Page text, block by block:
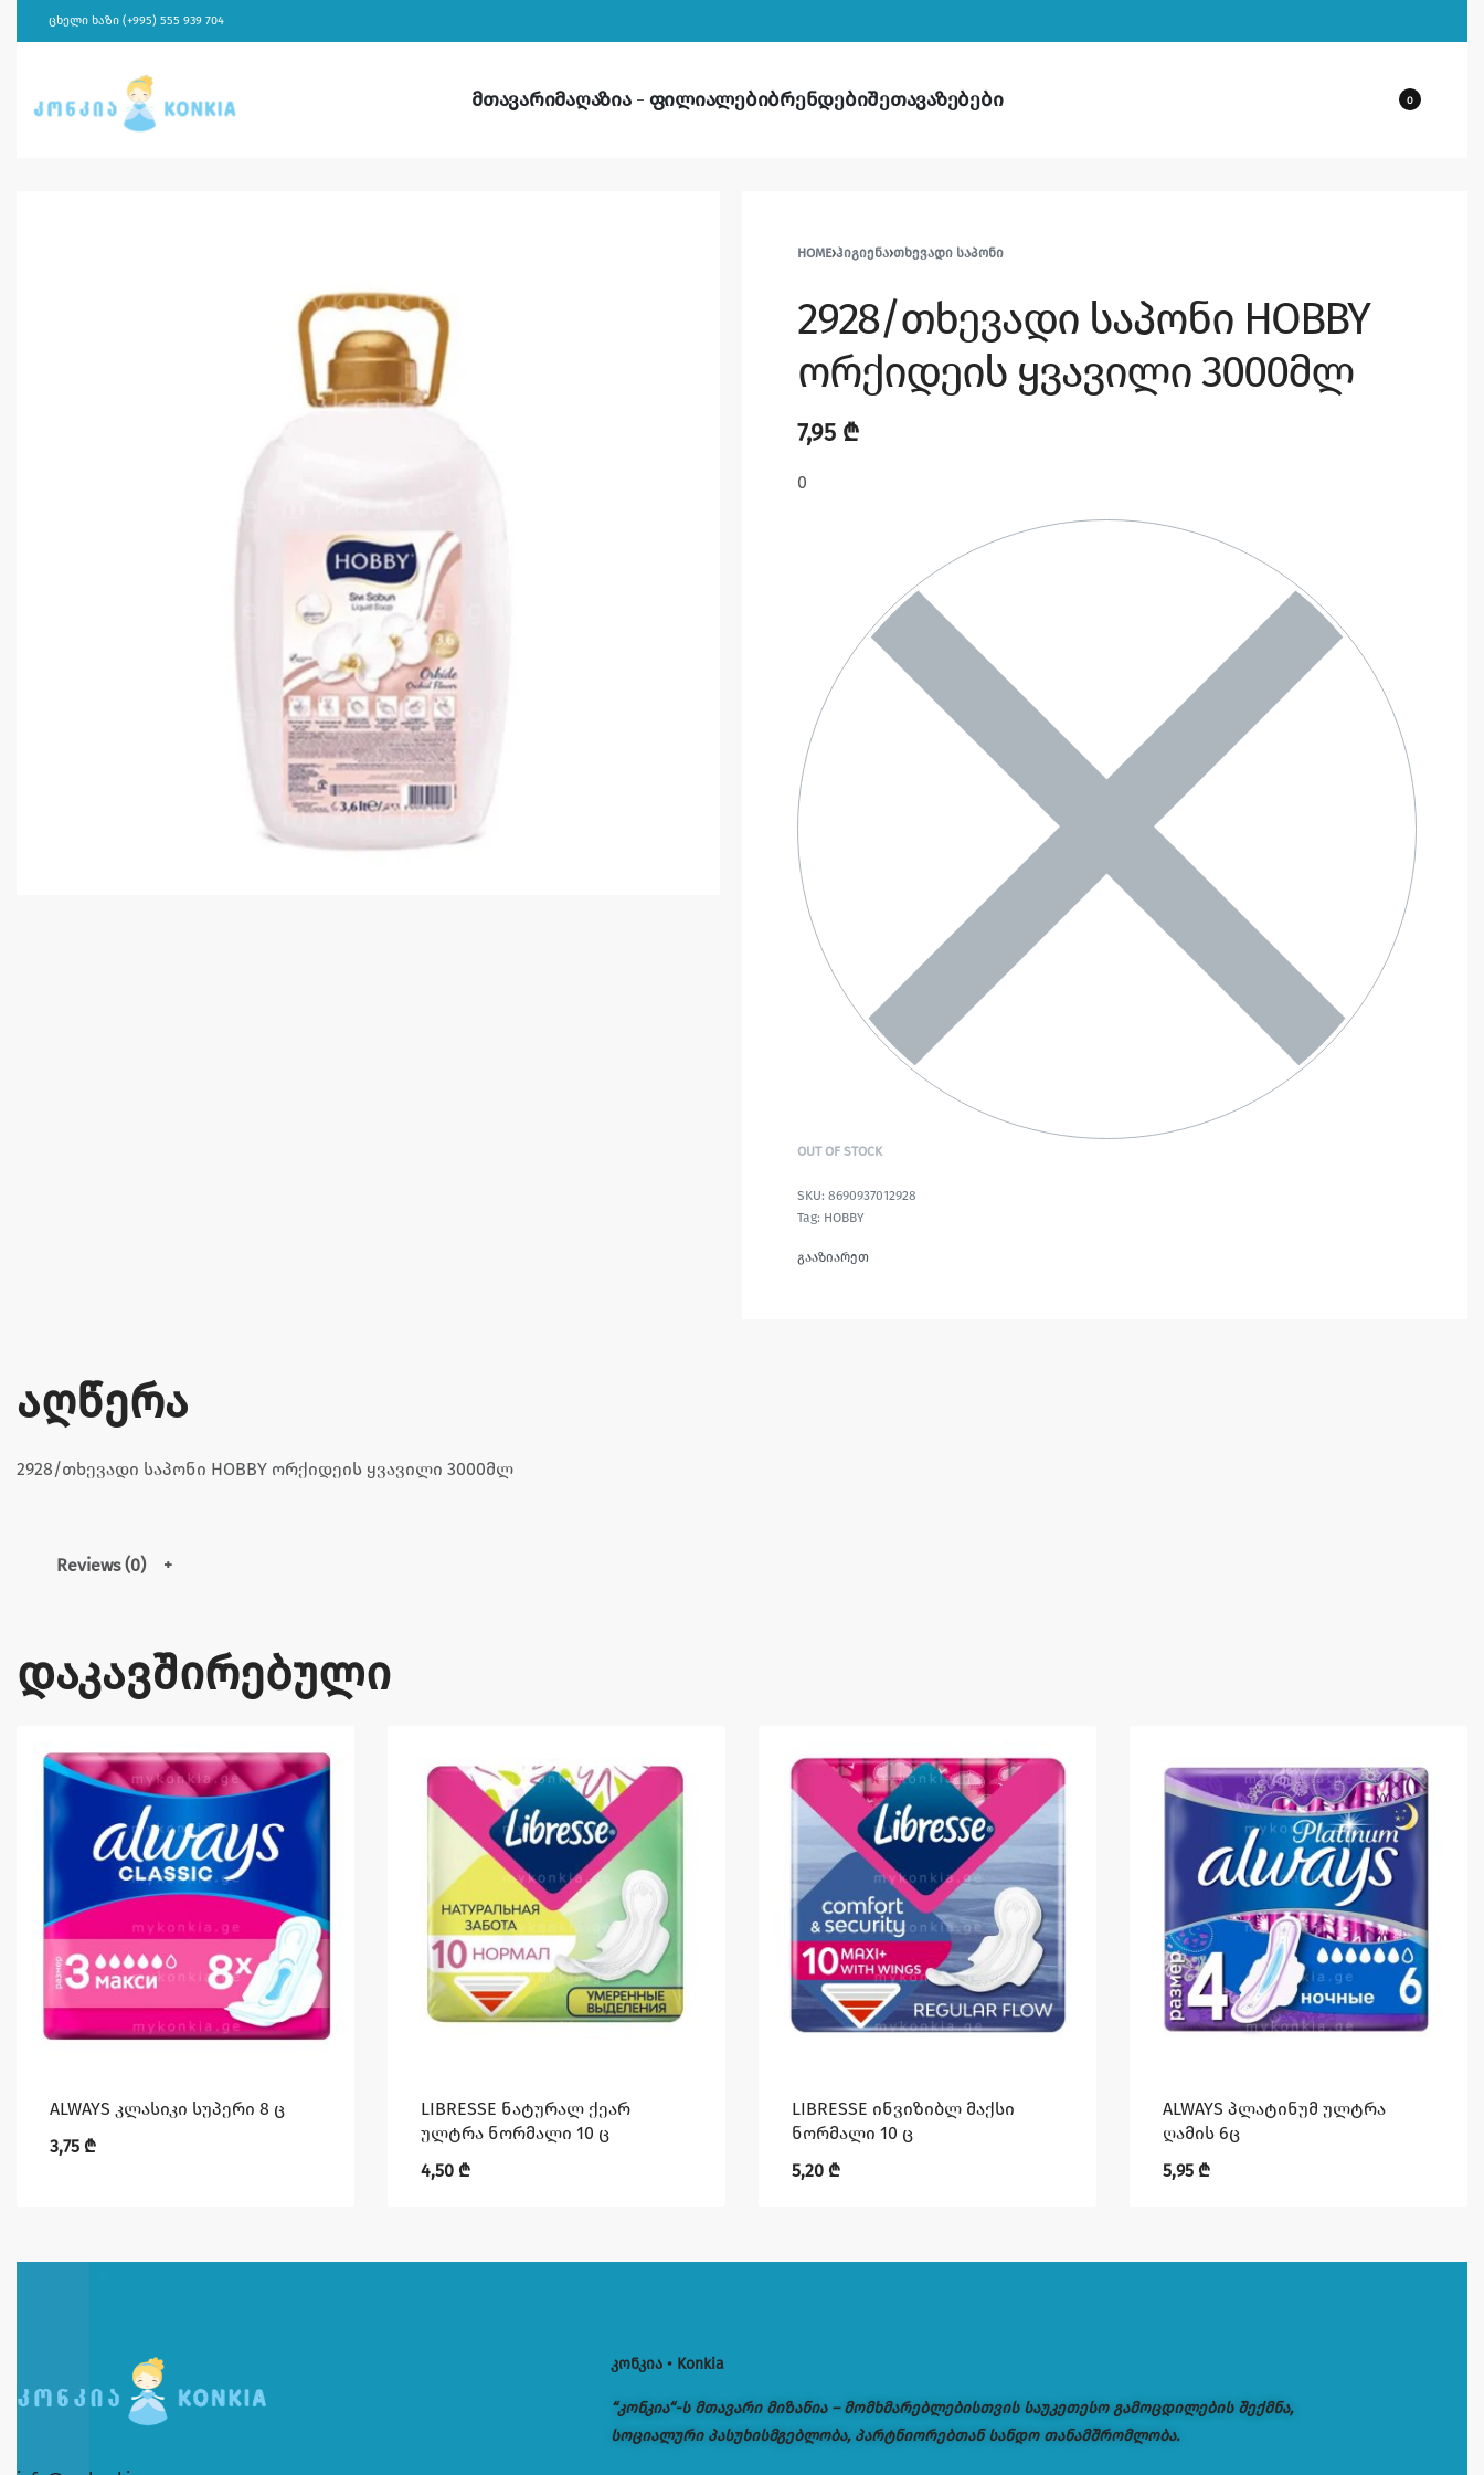
ცხელი ხაზი (+995) 555 939 704
მთავარიმაღაზია ფილიალებიბრენდებიშეთავაზებები 0
HOME›ᲰᲘᲒᲘᲔᲜᲐ›ᲗᲮᲔᲕᲐᲓᲘ ᲡᲐᲞᲝᲜᲘ
2928/თხევადი საპონი HOBBY
ორქიდეის ყვავილი 3000მლ
7,95 ₾
0
OUT OF STOCK
8690937012928
Tag: HOBBY
გააზიარეთ
აღწერა
2928/თხევადი საპონი HOBBY ორქიდეის ყვავილი 3000მლ
Reviews (0)
დაკავშირებული
ALWAYS კლასიკი სუპერი 8 ც
3,75 ₾
LIBRESSE ნატურალ ქეარ
ულტრა ნორმალი 10 ც
4,50 ₾
LIBRESSE ინვიზიბლ მაქსი
ნორმალი 10 ც
5,20 ₾
ALWAYS პლატინუმ ულტრა
ღამის 6ც
5,95 ₾
კონკია • Konkia
“კონკია“-ს მთავარი მიზანია – მომხმარებლებისთვის საუკეთესო გამოცდილების შექმნა,
სოციალური პასუხისმგებლობა, პარტნიორებთან სანდო თანამშრომლობა.